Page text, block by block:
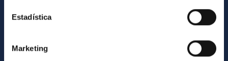
Estadística
Marketing
Registro general
INFORMACIÓN INSTITUCIONAL